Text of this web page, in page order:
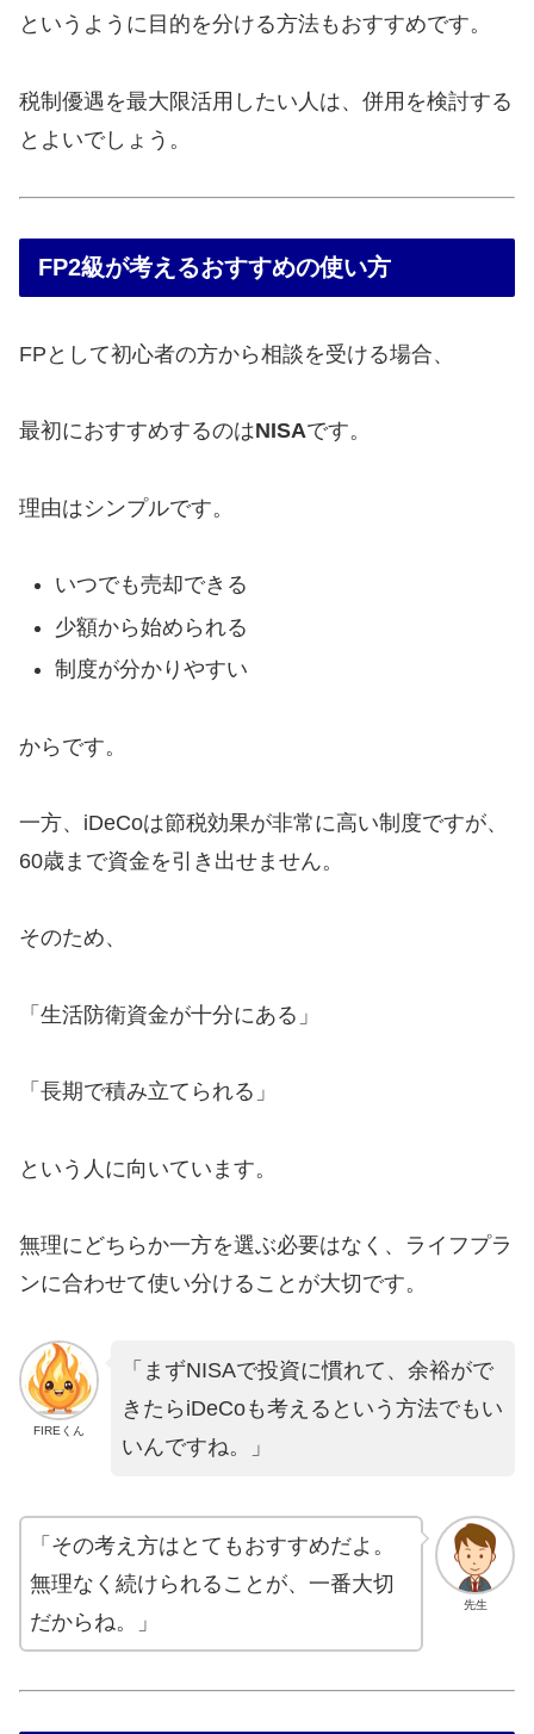
というように目的を分ける方法もおすすめです。
税制優遇を最大限活用したい人は、併用を検討する
とよいでしょう。
FP2級が考えるおすすめの使い方
FPとして初心者の方から相談を受ける場合、
最初におすすめするのはNISAです。
理由はシンプルです。
いつでも売却できる
少額から始められる
制度が分かりやすい
からです。
一方、iDeCoは節税効果が非常に高い制度ですが、
60歳まで資金を引き出せません。
そのため、
「生活防衛資金が十分にある」
「長期で積み立てられる」
という人に向いています。
無理にどちらか一方を選ぶ必要はなく、ライフプラ
ンに合わせて使い分けることが大切です。
FIREくん
「まずNISAで投資に慣れて、余裕がで
きたらiDeCoも考えるという方法でもい
いんですね。」
先生
「その考え方はとてもおすすめだよ。
無理なく続けられることが、一番大切
だからね。」